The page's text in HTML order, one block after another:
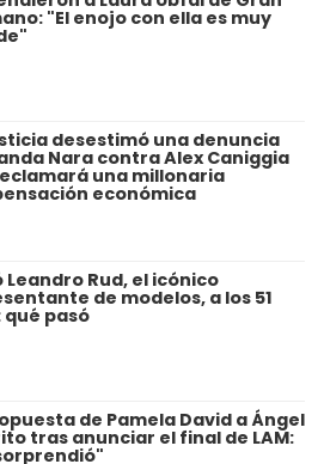
"El enojo con ella es muy
desestimó una denuncia
Nara contra Alex Caniggia
una millonaria
económica
Leandro Rud, el icónico
de modelos, a los 51
qué pasó
de Pamela David a Ángel
tras anunciar el final de LAM: